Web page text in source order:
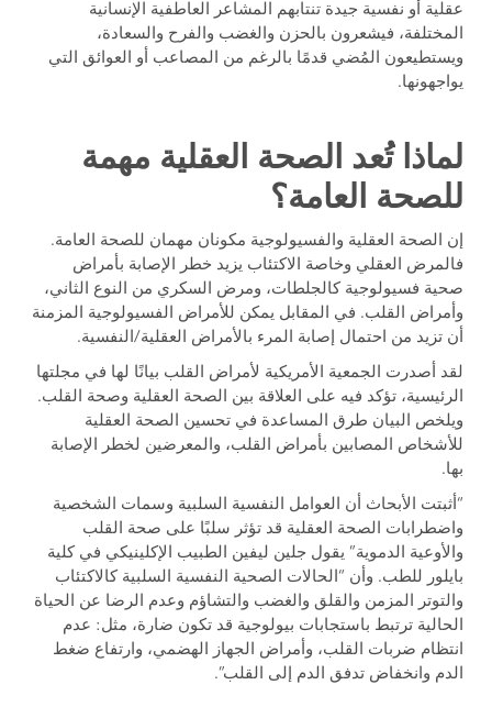
عقلية أو نفسية جيدة تنتابهم المشاعر العاطفية الإنسانية
المختلفة، فيشعرون بالحزن والغضب والفرح والسعادة،
ويستطيعون المُضي قدمًا بالرغم من المصاعب أو العوائق التي
يواجهونها.
لماذا تُعد الصحة العقلية مهمة
للصحة العامة؟
إن الصحة العقلية والفسيولوجية مكونان مهمان للصحة العامة.
فالمرض العقلي وخاصة الاكتئاب يزيد خطر الإصابة بأمراض
صحية فسيولوجية كالجلطات، ومرض السكري من النوع الثاني،
وأمراض القلب. في المقابل يمكن للأمراض الفسيولوجية المزمنة
أن تزيد من احتمال إصابة المرء بالأمراض العقلية/النفسية.
لقد أصدرت الجمعية الأمريكية لأمراض القلب بيانًا لها في مجلتها
الرئيسية، تؤكد فيه على العلاقة بين الصحة العقلية وصحة القلب.
ويلخص البيان طرق المساعدة في تحسين الصحة العقلية
للأشخاص المصابين بأمراض القلب، والمعرضين لخطر الإصابة
بها.
“أثبتت الأبحاث أن العوامل النفسية السلبية وسمات الشخصية
واضطرابات الصحة العقلية قد تؤثر سلبًا على صحة القلب
والأوعية الدموية” يقول جلين ليفين الطبيب الإكلينيكي في كلية
بايلور للطب. وأن “الحالات الصحية النفسية السلبية كالاكتئاب
والتوتر المزمن والقلق والغضب والتشاؤم وعدم الرضا عن الحياة
الحالية ترتبط باستجابات بيولوجية قد تكون ضارة، مثل: عدم
انتظام ضربات القلب، وأمراض الجهاز الهضمي، وارتفاع ضغط
الدم وانخفاض تدفق الدم إلى القلب”.